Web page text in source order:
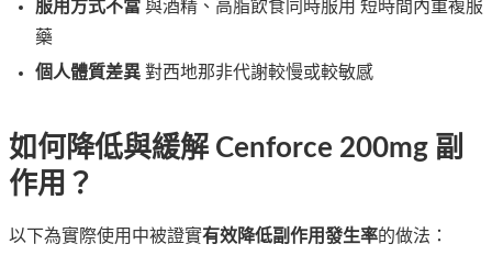
服用方式不當 與酒精、高脂飲食同時服用 短時間內重複服
藥
個人體質差異 對西地那非代謝較慢或較敏感
如何降低與緩解 Cenforce 200mg 副
作用？
以下為實際使用中被證實有效降低副作用發生率的做法：